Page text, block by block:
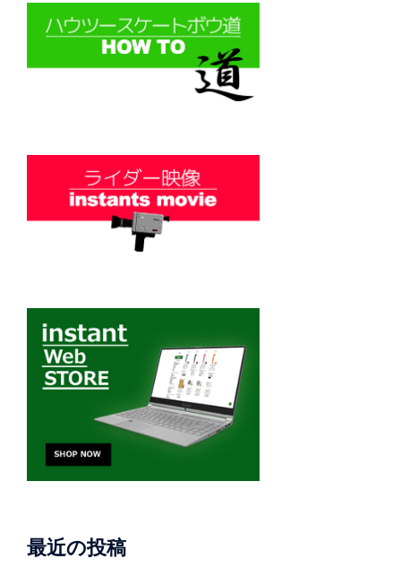
最近の投稿